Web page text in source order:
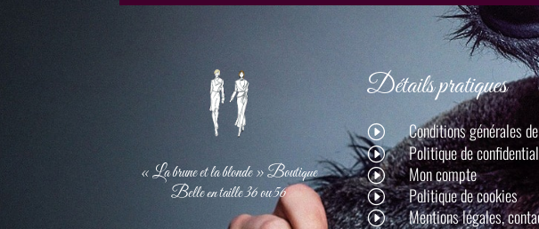
« La brune et la blonde » Boutique
Belle en taille 36 ou 56
Détails pratiques
I Conditions générales
I Politique de
I Mon compte
I Politique de cookies
I Mentions légales,